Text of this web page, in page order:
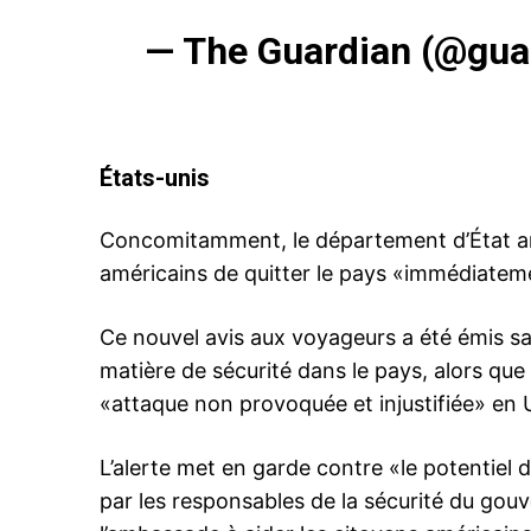
12 February 2022
— The Guardian
États-unis
Concomitamment, le département d’État
américains de quitter le pays
Ce nouvel avis aux voyageurs a été émis
matière de sécurité dans le pays, alors
«attaque non provoquée et injustifiée» en
L’alerte met en garde contre «le potentiel
par les responsables de la sécurité du